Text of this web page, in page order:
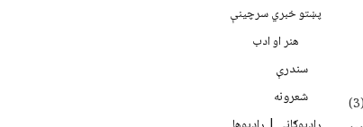
(3)
پښتو خبري سرچينې
هنر او ادب
سندرې
شعرونه